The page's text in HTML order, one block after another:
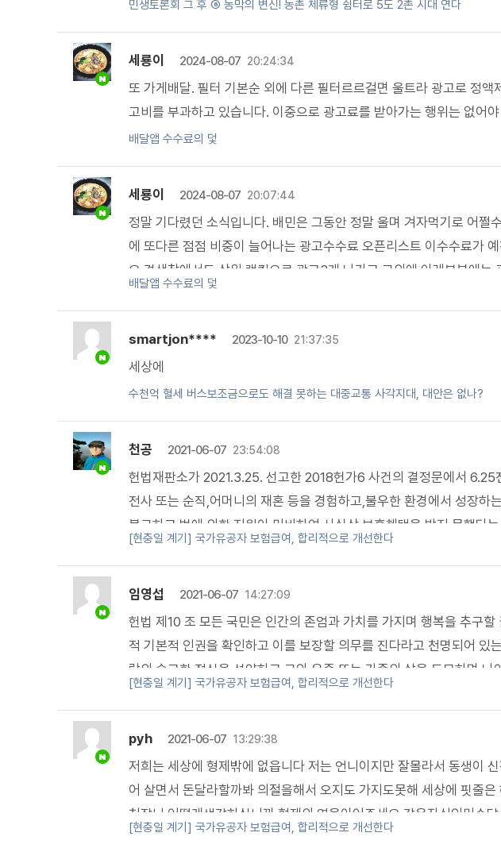
서도 반드시 허용될수 있도록 하여주시기 바랍니다.
민생토론회 그 후 ⑥ 농막의 변신! 농촌 체류형 쉼터로 5도 2촌 시대 연다
세룡이 2024-08-07 20:24:34
또 가게배달. 필터 기본순 외에 다른 필터르르걸면 울트라 광고로 정
고비를 부과하고 있습니다. 이중으로 광고료를 받아가는 행위는 없어
배달앱 수수료의 덫
세룡이 2024-08-07 20:07:44
정말 기다렸던 소식입니다. 배민은 그동안 정말 울며 겨자먹기로 어쩔
에 또다른 점점 비중이 늘어나는 광고수수료 오픈리스트 이수수료가
요 검색창에서도 상위 랭킹으로 광고3개 나가고 그외에 아래부분에는
이 이루어지고있다
배달앱 수수료의 덫
smartjon**** 2023-10-10 21:37:35
세상에
수천억 혈세 버스보조금으로도 해결 못하는 대중교통 사각지대, 대안은 없나?
천공 2021-06-07 23:54:08
헌법재판소가 2021.3.25. 선고한 2018헌가6 사건의 결정문에서 6.25
전사 또는 순직,어머니의 재혼 등을 경험하고,불우한 환경에서 성장하
불구하고 법에 의한 지원이 미비하여 사실상 보훈혜택을 받지 못했다
하게 되었다는 것과 ,유자녀들은 연령에 상관없이 국가로부터 보상 내
인 자녀에 한한다. 는 규정은 헌재의 판단과는 정면으로 배치되는 것입
그 수당 속에는 아버지의 목숨의 댓가인 보상금이 포함된 것으로 봐야
은 유자녀선순위 1인 이외에는 이전이 되지 않게 한 것으로 밖에 달리
언급한 내용과 같이 유자녀의 특수한 사정을 고려한 내용으로 볼때 형
모두에게 자녀수당을 지급치 않은 것은 순수한 의미의 수당이 아니라
야 할 보상금의 개념은 과거 성년이 되기까지 미흡했던 보상금(양육비
금 즉, 정부가 아직까지 지급치 않았던 채무금을 합한 것이라 할 것인
흡했던 보상금(양육비)은 자녀수를 곱한 방식에 의한 값 더하기 특별
른 방식의 값으로 지급하는 방법으로 개선이 되어야 할 것으로 사료됩
[현충일 계기] 국가유공자 보험급여, 합리적으로 개선한다
임영섭 2021-06-07 14:27:09
헌법 제10 조 모든 국민은 인간의 존엄과 가치를 가지며 행복을 추구
적 기본적 인권을 확인하고 이를 보장할 의무를 진다라고 천명되어 있
람의 숭고한 정신을 선양하고 그와 유족 또는 가족의 삶을 도모하며
목적으로 설립된 대한민국의 국가보훈처가 놀랍게도 국가 유공자의 선
므로 국가 유공자 자녀들의 헌법상 권리인 인간으로서 존엄과 가치를
등권을 침해하는등 헌법을 위반할 뿐만 아니라 국가보훈처 설립목적
선진 보훈국가라고 큰소리 치는걸 보면 국가보훈처가 보훈의 진정한
[현충일 계기] 국가유공자 보험급여, 합리적으로 개선한다
pyh 2021-06-07 13:29:38
저희는 세상에 형제밖에 없읍니다 저는 언니이지만 잘몰라서 동생이
어 살면서 돈달라할까봐 의절을해서 오지도 가지도못해 세상에 핏줄
처장님 어떻게생각하십니까 형제의 연을이어주세요 같은자식인미수
주세요 간절한마음으로 간청드립니다
[현충일 계기] 국가유공자 보험급여, 합리적으로 개선한다